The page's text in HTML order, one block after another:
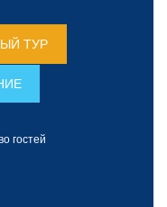
ТУР
гостей